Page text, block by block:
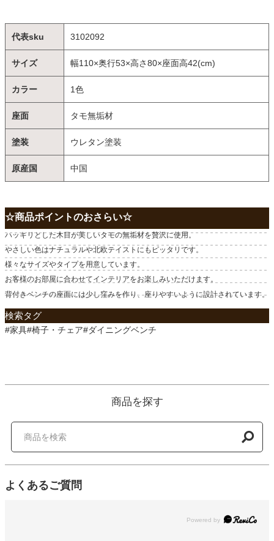
代表sku 3102092
サイズ 幅110×奥行53×高さ80×座面高42(cm)
カラー 1色
座面 タモ無垢材
塗装 ウレタン塗装
原産国 中国
☆商品ポイントのおさらい☆
ハッキリとした木目が美しいタモの無垢材を贅沢に使用。
やさしい色はナチュラルや北欧テイストにもピッタリです。
様々なサイズやタイプを用意しています。
お客様のお部屋に合わせてインテリアをお楽しみいただけます。
背付きベンチの座面には少し窪みを作り、座りやすいように設計されています。
検索タグ
#家具#椅子・チェア#ダイニングベンチ
商品を探す
よくあるご質問
Powered by